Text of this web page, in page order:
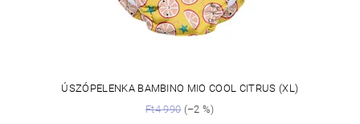
ÚSZÓPELENKA BAMBINO MIO COOL CITRUS (XL)
Ft4 990(–2 %)